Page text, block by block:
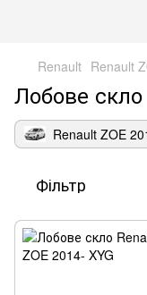
Renault Renault
Лобове
Renault ZOE
Фільтр